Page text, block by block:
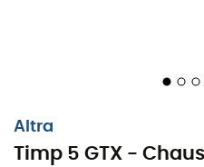
Altra
Timp 5 GTX -